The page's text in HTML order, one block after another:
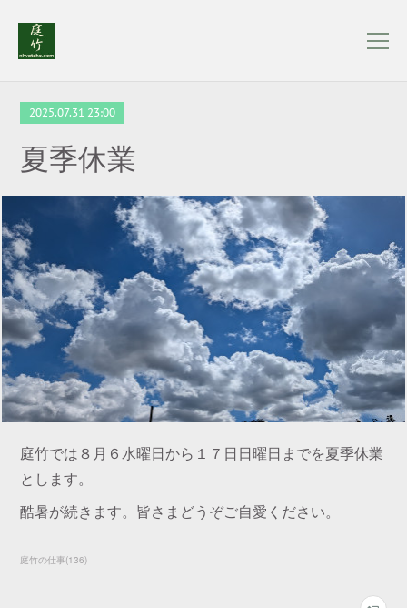
2025.07.31 23:00
夏季休業
庭竹では８月６水曜日から１７日日曜日までを夏季休業
とします。
酷暑が続きます。皆さまどうぞご自愛ください。
庭竹の仕事(136)